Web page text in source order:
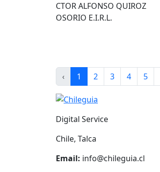
‹ 1 2 3 4 5
Digital Service
Chile, Talca
Email: info@chileguia.cl